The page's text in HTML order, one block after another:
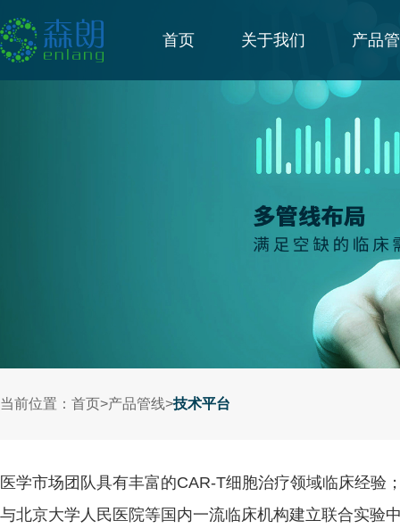
首页 关于我们 产品
当前位置： 首页>产品管线>技术平台
医学市场团队具有丰富的CAR-T细胞治疗领域临床经验
与北京大学人民医院等国内一流临床机构建立联合实验